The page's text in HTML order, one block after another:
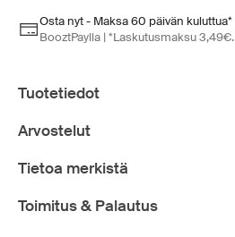
Osta nyt - Maksa 60 päivän kuluttua*
BooztPaylla | *Laskutusmaksu 3,49€.
Tuotetiedot
Arvostelut
Tietoa merkistä
Toimitus & Palautus